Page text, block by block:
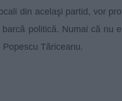
din acelaşi partid, vor
politică. Numai că nu
Tăriceanu.